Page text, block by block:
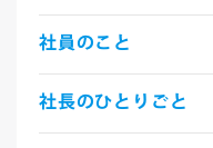
社員のこと
社長のひとりごと